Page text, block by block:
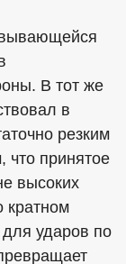
В тот же
в
резким
что принятое
высоких
кратном
ударов по